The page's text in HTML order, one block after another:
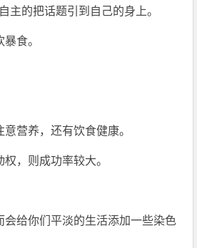
主的把话题引到自己的身上。
食。
营养，还有饮食健康。
，则成功率较大。
给你们平淡的生活添加一些染色